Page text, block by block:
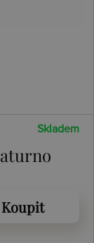
Skladem
Koupit